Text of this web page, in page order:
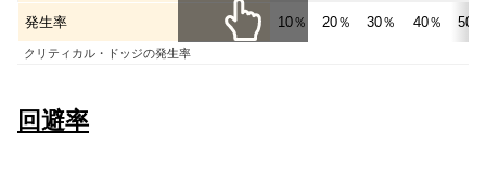
発生率 10％ 20％ 30％ 40％ 50
クリティカル・ドッジの発生率
回避率